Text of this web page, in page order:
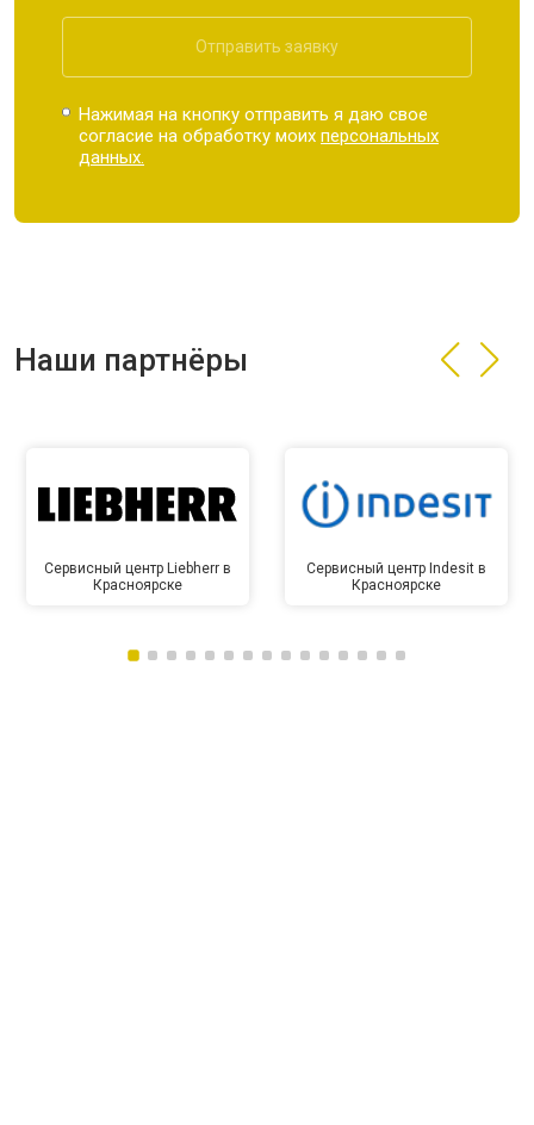
Отправить заявку
Нажимая на кнопку отправить я даю свое
согласие на обработку моихперсональных
данных.
Наши партнёры
Сервисный центр Liebherr в
Красноярске
Сервисный центр Indesit в
Красноярске